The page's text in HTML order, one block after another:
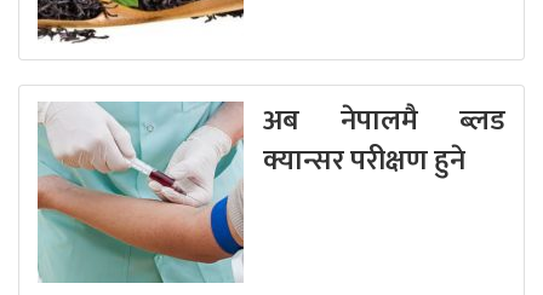
अब नेपालमै ब्लड
क्यान्सर परीक्षण हुने